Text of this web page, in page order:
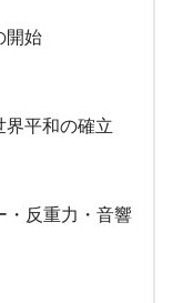
開始
界平和の確立
・反重力・音響